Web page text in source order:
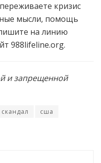
кризис
мысли, помощь
на линию
988lifeline.org.
и запрещенной
скандал
сша